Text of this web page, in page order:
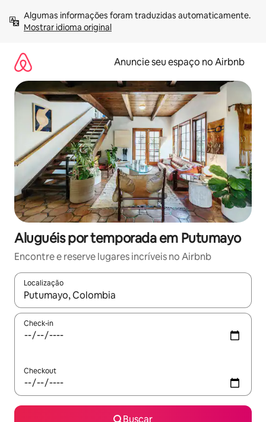
para
Mostrar idioma original
Anuncie seu espaço no Airbnb
Aluguéis por temporada em Putumayo
Encontre e reserve lugares incríveis no Airbnb
Localização
Quando os resultados estiverem disponíveis, explore-os
Check-in
Checkout
Buscar